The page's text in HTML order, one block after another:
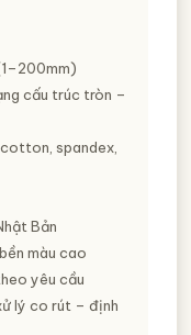
cấu trúc tròn –
cotton, spandex,
Bản
màu cao
yêu cầu
lý co rút – định